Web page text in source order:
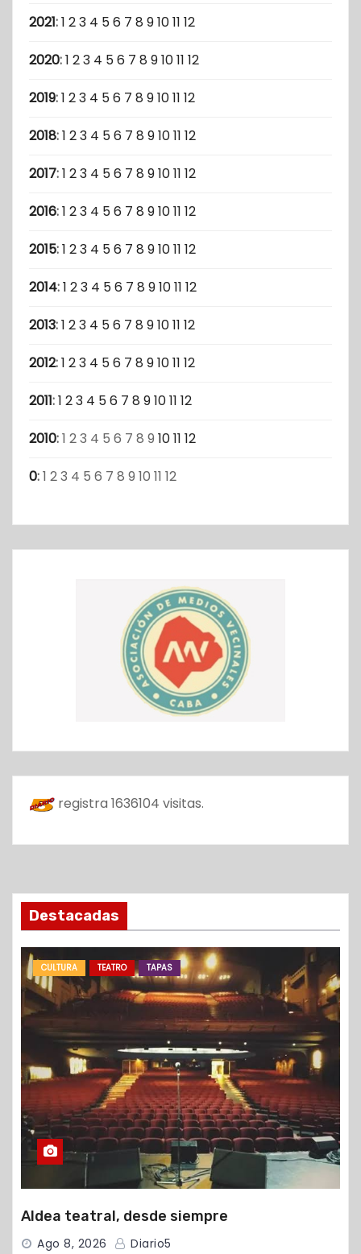
2021:1 23 4 56 7 8 91011 12
2020:1 23 4 56 7 8 91011 12
2019:1 23 4 56 7 8 91011 12
2018:1 23 4 56 7 8 91011 12
2017:1 23 4 56 7 8 91011 12
2016:1 23 4 56 7 8 91011 12
2015:1 23 4 56 7 8 91011 12
2014:1 23 4 56 7 8 91011 12
2013:1 23 4 56 7 8 91011 12
2012:1 23 4 56 7 8 91011 12
2011:1 23 4 56 7 8 91011 12
2010:1 23 4 5 6 7 8 9 1011 12
0:1 23 4 5 6 7 8 9 10 11 12
registra 1636104 visitas.
Destacadas
CULTURA TEATRO TAPAS
Aldea teatral, desde siempre
Ago 8, 2026 Diario5